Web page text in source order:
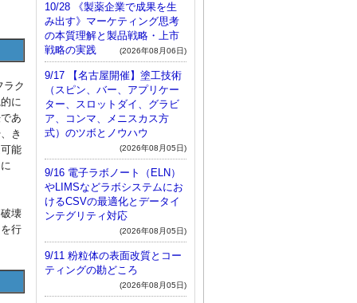
ク
に
あ
き
能
壊
行
10/28 《製薬企業で成果を生
み出す》マーケティング思考
の本質理解と製品戦略・上市
戦略の実践
(2026年08月06日)
9/17 【名古屋開催】塗工技術
（スピン、バー、アプリケー
ター、スロットダイ、グラビ
ア、コンマ、メニスカス方
式）のツボとノウハウ
(2026年08月05日)
9/16 電子ラボノート（ELN）
やLIMSなどラボシステムにお
けるCSVの最適化とデータイ
ンテグリティ対応
(2026年08月05日)
9/11 粉粒体の表面改質とコー
ティングの勘どころ
(2026年08月05日)